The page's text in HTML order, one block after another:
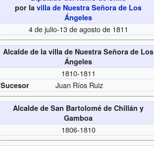
por lavilla de Nuestra Señora de Los
Ángeles
4 de julio-13 de agosto de 1811
Alcalde de la villa de Nuestra Señora de Los
Ángeles
1810-1811
Sucesor Juan Ríos Ruiz
Alcalde de San Bartolomé de Chillán y
Gamboa
1806-1810